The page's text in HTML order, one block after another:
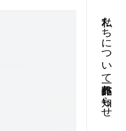
私たちについて
お知らせ